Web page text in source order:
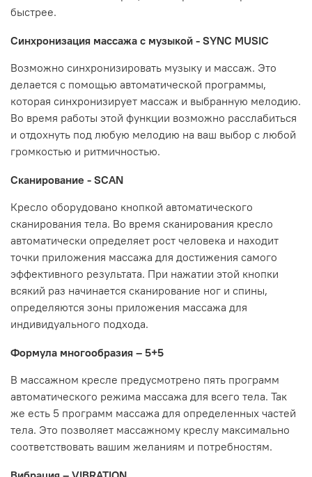
быстрее.
Синхронизация массажа с музыкой - SYNC MUSIC
Возможно синхронизировать музыку и массаж. Это
делается с помощью автоматической программы,
которая синхронизирует массаж и выбранную мелодию.
Во время работы этой функции возможно расслабиться
и отдохнуть под любую мелодию на ваш выбор с любой
громкостью и ритмичностью.
Сканирование - SCAN
Кресло оборудовано кнопкой автоматического
сканирования тела. Во время сканирования кресло
автоматически определяет рост человека и находит
точки приложения массажа для достижения самого
эффективного результата. При нажатии этой кнопки
всякий раз начинается сканирование ног и спины,
определяются зоны приложения массажа для
индивидуального подхода.
Формула многообразия – 5+5
В массажном кресле предусмотрено пять программ
автоматического режима массажа для всего тела. Так
же есть 5 программ массажа для определенных частей
тела. Это позволяет массажному креслу максимально
соответствовать вашим желаниям и потребностям.